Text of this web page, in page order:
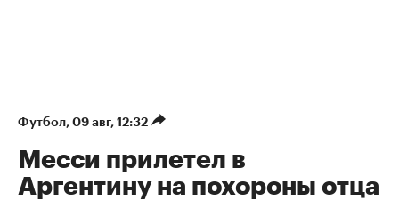
Футбол 09 авг, 12:32
Месси прилетел в
Аргентину на похороны отца